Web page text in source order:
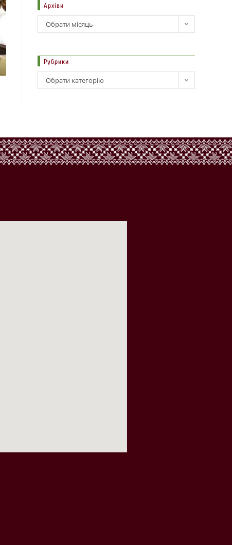
Архіви
Обрати місяць
Рубрики
Обрати категорію